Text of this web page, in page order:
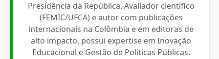
Presidência da República. Avaliador científico
(FEMIC/UFCA) e autor com publicações
internacionais na Colômbia e em editoras de
alto impacto, possui expertise em Inovação
Educacional e Gestão de Políticas Públicas.